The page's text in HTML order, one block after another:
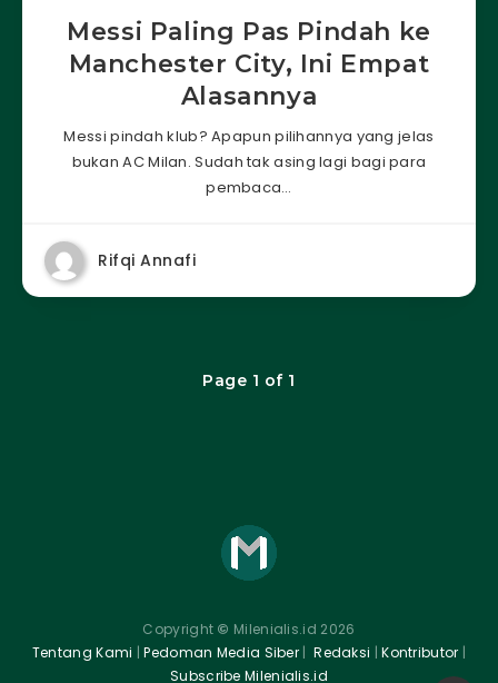
Messi Paling Pas Pindah ke
Manchester City, Ini Empat
Alasannya
Messi pindah klub? Apapun pilihannya yang jelas
bukan AC Milan. Sudah tak asing lagi bagi para
pembaca…
Rifqi Annafi
Page 1 of 1
Copyright © Milenialis.id 2026
Tentang Kami |Pedoman Media Siber | Redaksi |Kontributor |
Subscribe Milenialis.id